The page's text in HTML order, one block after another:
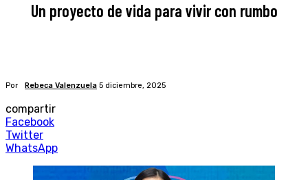
Un proyecto de vida para vivir con rumbo
Por Rebeca Valenzuela 5 diciembre, 2025
compartir
Facebook
Twitter
WhatsApp